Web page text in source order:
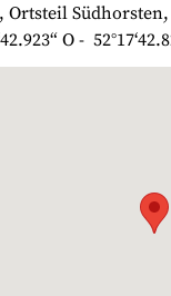
Ortsteil
O -